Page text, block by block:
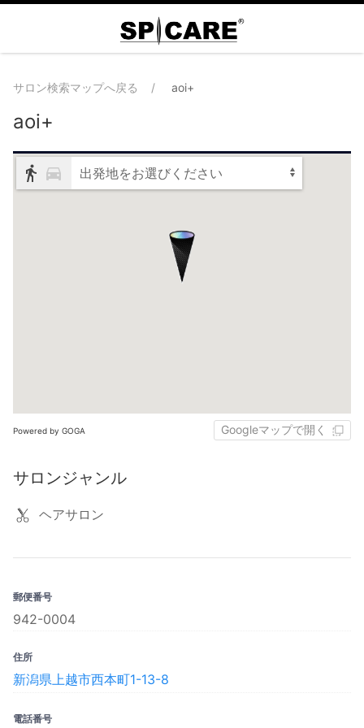
サロン検索マップへ戻る aoi+
aoi+
出発地をお選びください
Powered by GOGA Googleマップで開く
サロンジャンル
ヘアサロン
郵便番号
942-0004
住所
新潟県上越市西本町1-13-8
電話番号